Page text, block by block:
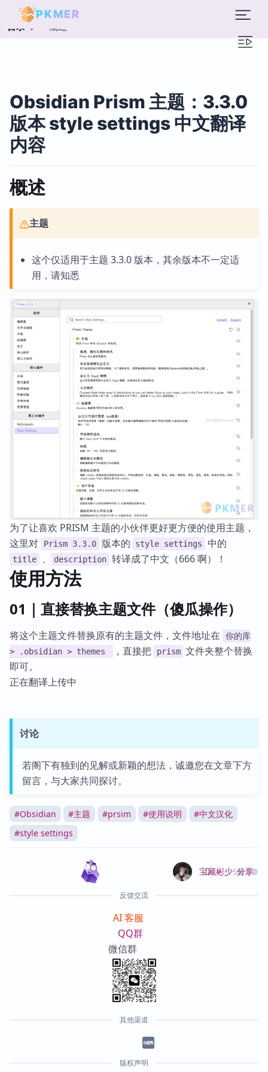
PKMER
目录 概述
Obsidian Prism 主题：3.3.0
版本 style settings 中文翻译
内容
概述
主题
这个仅适用于主题 3.3.0 版本，其余版本不一定适
用，请知悉
为了让喜欢 PRISM 主题的小伙伴更好更方便的使用主题，
这里对
Prism 3.3.0 版本的 style settings 中的
title 、 description 转译成了中文（666 啊）！
使用方法
01｜直接替换主题文件（傻瓜操作）
将这个主题文件替换原有的主题文件，文件地址在
你的库
> .obsidian > themes
，直接把 prism 文件夹整个替换
即可。
正在翻译上传中
讨论
若阁下有独到的见解或新颖的想法，诚邀您在文章下方
留言，与大家共同探讨。
#Obsidian #主题 #prsim #使用说明 #中文汉化
#style settings
宝藏彬少5篇文章
0 0 分享
反馈交流
AI 客服
QQ群
微信群
其他渠道
版权声明